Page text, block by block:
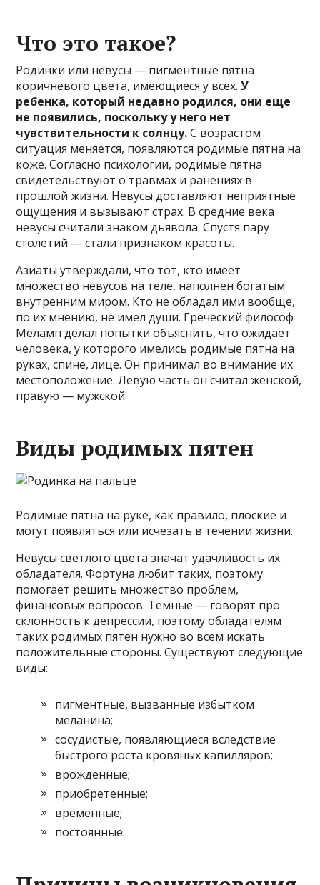
Что это такое?
Родинки или невусы — пигментные пятна
коричневого цвета, имеющиеся у всех.У
ребенка, который недавно родился, они еще
не появились, поскольку у него нет
чувствительности к солнцу.С возрастом
ситуация меняется, появляются родимые пятна на
коже. Согласно психологии, родимые пятна
свидетельствуют о травмах и ранениях в
прошлой жизни. Невусы доставляют неприятные
ощущения и вызывают страх. В средние века
невусы считали знаком дьявола. Спустя пару
столетий — стали признаком красоты.
Азиаты утверждали, что тот, кто имеет
множество невусов на теле, наполнен богатым
внутренним миром. Кто не обладал ими вообще,
по их мнению, не имел души. Греческий философ
Меламп делал попытки объяснить, что ожидает
человека, у которого имелись родимые пятна на
руках, спине, лице. Он принимал во внимание их
местоположение. Левую часть он считал женской,
правую — мужской.
Виды родимых пятен
Родимые пятна на руке, как правило, плоские и
могут появляться или исчезать в течении жизни.
Невусы светлого цвета значат удачливость их
обладателя. Фортуна любит таких, поэтому
помогает решить множество проблем,
финансовых вопросов. Темные — говорят про
склонность к депрессии, поэтому обладателям
таких родимых пятен нужно во всем искать
положительные стороны. Существуют следующие
виды:
пигментные, вызванные избытком
меланина;
сосудистые, появляющиеся вследствие
быстрого роста кровяных капилляров;
врожденные;
приобретенные;
временные;
постоянные.